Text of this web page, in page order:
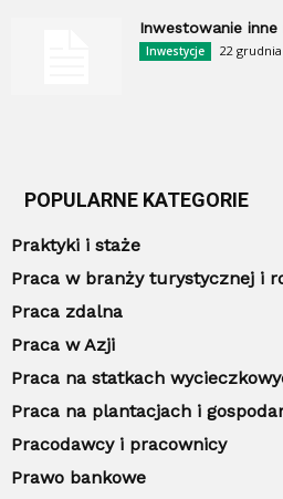
Inwestowanie
Inwestycje 22 grudnia
POPULARNE KATEGORIE
Praktyki i staże
Praca w branży turystycznej i
Praca zdalna
Praca w Azji
Praca na statkach
Praca na plantacjach i
Pracodawcy i pracownicy
Prawo bankowe